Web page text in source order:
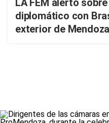
LA FEM alertó
diplomático con
exterior de Mendoza